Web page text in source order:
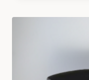
weist